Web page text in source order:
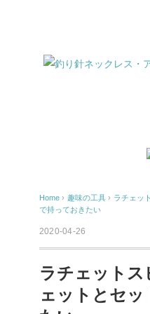
Home › 趣味の工具 › ラチェッ
で持っておきたい
2020-04-26
ラチェットス
ェットとセッ